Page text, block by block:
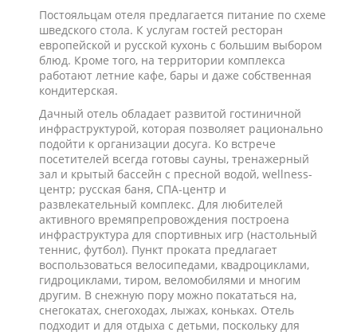
Постояльцам отеля предлагается питание по схеме
шведского стола. К услугам гостей ресторан
европейской и русской кухонь с большим выбором
блюд. Кроме того, на территории комплекса
работают летние кафе, бары и даже собственная
кондитерская.
Дачный отель обладает развитой гостиничной
инфраструктурой, которая позволяет рационально
подойти к организации досуга. Ко встрече
посетителей всегда готовы сауны, тренажерный
зал и крытый бассейн с пресной водой, wellness-
центр; русская баня, СПА-центр и
развлекательный комплекс. Для любителей
активного времяпрепровождения построена
инфраструктура для спортивных игр (настольный
теннис, футбол). Пункт проката предлагает
воспользоваться велосипедами, квадроциклами,
гидроциклами, тиром, веломобилями и многим
другим. В снежную пору можно покататься на,
снегокатах, снегоходах, лыжах, коньках. Отель
подходит и для отдыха с детьми, поскольку для